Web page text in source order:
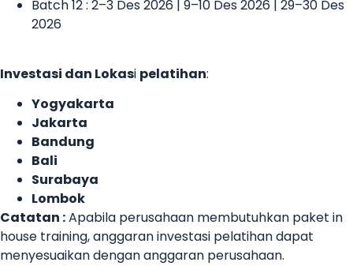
Batch 12 : 2–3 Des 2026 | 9–10 Des 2026 | 29–30 Des
2026
Investasi dan Lokasi pelatihan:
Yogyakarta
Jakarta
Bandung
Bali
Surabaya
Lombok
Catatan :Apabila perusahaan membutuhkan paket in
house training, anggaran investasi pelatihan dapat
menyesuaikan dengan anggaran perusahaan.